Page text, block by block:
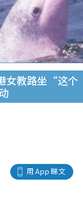
女教路坐“这个
用 App 睇文